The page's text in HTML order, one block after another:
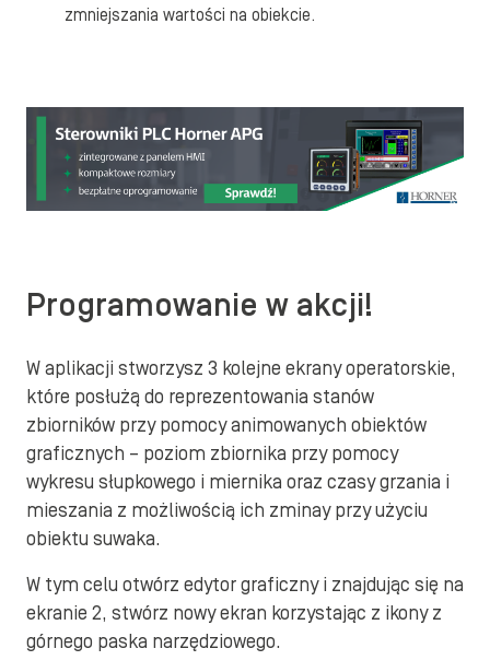
zmniejszania wartości na obiekcie.
Programowanie w akcji!
W aplikacji stworzysz 3 kolejne ekrany operatorskie,
które posłużą do reprezentowania stanów
zbiorników przy pomocy animowanych obiektów
graficznych – poziom zbiornika przy pomocy
wykresu słupkowego i miernika oraz czasy grzania i
mieszania z możliwością ich zminay przy użyciu
obiektu suwaka.
W tym celu otwórz edytor graficzny i znajdując się na
ekranie 2, stwórz nowy ekran korzystając z ikony z
górnego paska narzędziowego.